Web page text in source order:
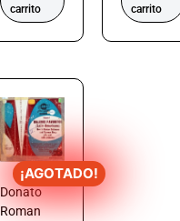
carrito
carrito
¡AGOTADO!
Donato
Roman